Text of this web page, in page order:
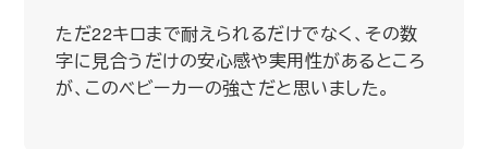
ただ22キロまで耐えられるだけでなく、その数
字に見合うだけの安心感や実用性があるところ
が、このベビーカーの強さだと思いました。